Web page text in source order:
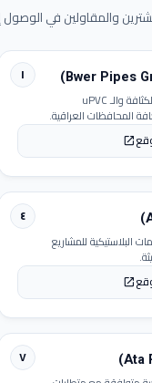
والمقاولين في الوصول
١
الرائدة في إنتاج أنابيب HDPE عالية الكثافة والـ uPVC
المحافظات العراقية.
open_in_new
٤
البلاستيكية للمشاريع
open_in_new
٧